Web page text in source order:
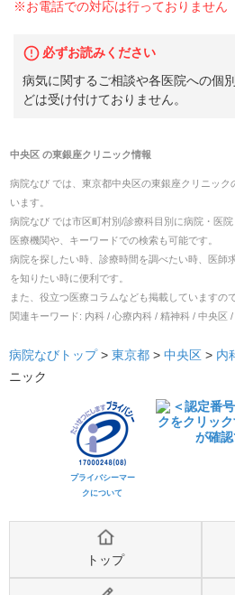
※お電話での対応は行っておりません
必ずお読みください
病気に関するご相談や各医院への個
どは受け付けておりません。
中央区 の東銀座クリニック情報
病院なび では、 東京都中央区の東銀座クリニック
います。
病院なび では市区町村別/診療科目別に病院・医
医療機関や、キーワードでの検索も可能です。
病院を探したい時、診療時間を調べたい時、医師
を知りたい時に便利です。
また、役立つ医療コラムなども掲載していますの
関連キーワード: 内科 / 心療内科 / 精神科 / 中央区
病院なびトップ > 東京都 > 中央区 > 内
ニック
プライバシーマー
クについて
トップ